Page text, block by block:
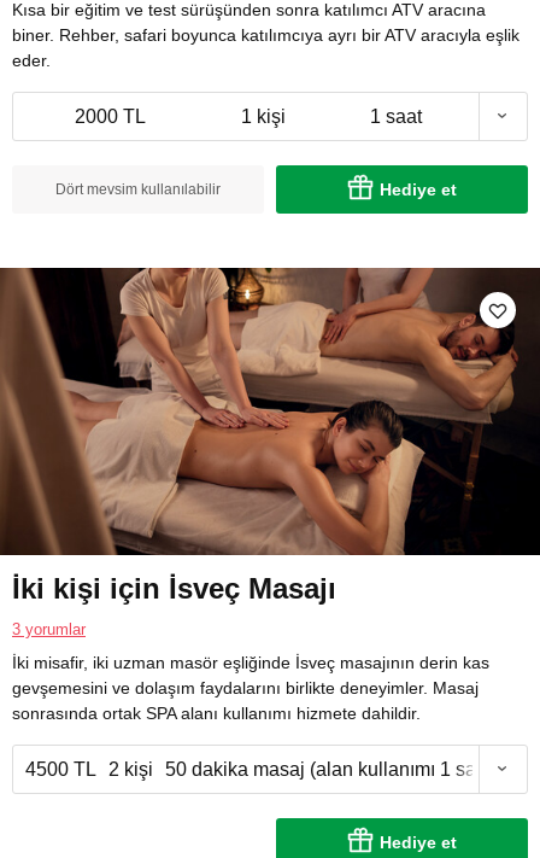
Kısa bir eğitim ve test sürüşünden sonra katılımcı ATV aracına
biner. Rehber, safari boyunca katılımcıya ayrı bir ATV aracıyla eşlik
eder.
2000 TL 1 kişi 1 saat
Dört mevsim kullanılabilir Hediye et
İki kişi için İsveç Masajı
3 yorumlar
İki misafir, iki uzman masör eşliğinde İsveç masajının derin kas
gevşemesini ve dolaşım faydalarını birlikte deneyimler. Masaj
sonrasında ortak SPA alanı kullanımı hizmete dahildir.
4500 TL 2 kişi 50 dakika masaj (alan kullanımı 1 saat)
Hediye et